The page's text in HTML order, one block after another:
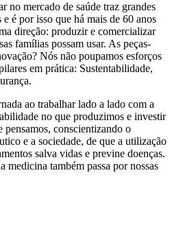
no mercado de saúde traz grandes
e é por isso que há mais de 60 anos
direção: produzir e comercializar
famílias possam usar. As peças-
Nós não poupamos esforços
em prática: Sustentabilidade,
ao trabalhar lado a lado com a
no que produzimos e investir
pensamos, conscientizando o
e a sociedade, de que a utilização
salva vidas e previne doenças.
medicina também passa por nossas